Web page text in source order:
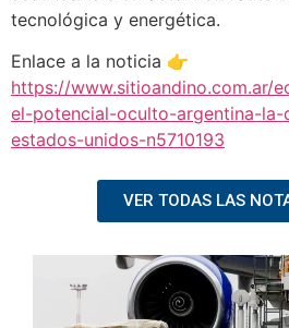
tecnológica y energética.
Enlace a la noticia 👉
https://www.sitioandino.com.ar/
el-potencial-oculto-argentina-
estados-unidos-n5710193
VER TODAS LAS